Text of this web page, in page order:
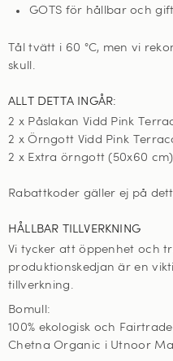
GOTS för hållbar och
Tål tvätt i 60 °C, men vi
skull.
ALLT DETTA INGÅR:
2 x Påslakan Vidd Pink
2 x Örngott Vidd Pink
2 x Extra örngott (50x60
Rabattkoder gäller ej på
HÅLLBAR TILLVERKNING
Vi tycker att öppenhet och
produktionskedjan är en
tillverkning.
Bomull:
100% ekologisk och
Chetna Organic i Utnoor